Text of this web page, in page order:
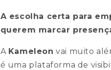
A escolha certa para
querem marcar
A Kameleon vai muito
é uma plataforma de